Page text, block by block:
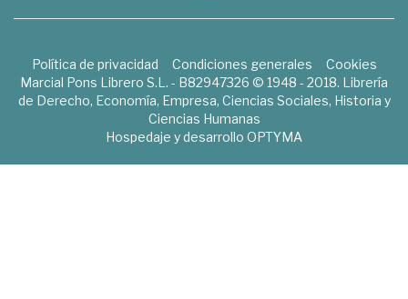
Política de privacidad Condiciones generales
Cookies
Marcial Pons Librero S.L. - B82947326 © 1948 - 2018. Librería
de Derecho, Economía, Empresa, Ciencias Sociales, Historia y
Ciencias Humanas
Hospedaje y desarrollo OPTYMA